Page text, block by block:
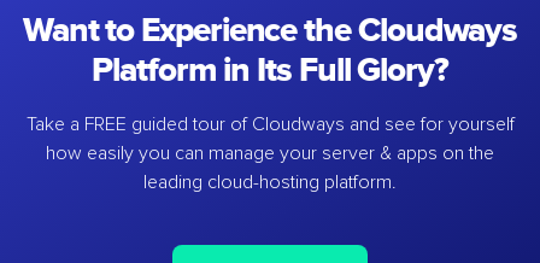
Want to Experience the Cloudways
Platform in Its Full Glory?
Take a FREE guided tour of Cloudways and see for yourself
how easily you can manage your server & apps on the
leading cloud-hosting platform.